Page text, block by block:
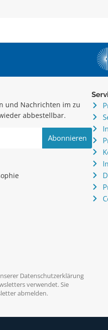
und Nachrichten im zu
abbestellbar.
Datenschutzerklärung
verwendet. Sie
abmelden.